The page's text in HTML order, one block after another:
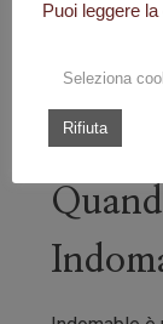
Indomable.
dona
grigia
scia
Puoi leggere
Seleziona
Rifiuta